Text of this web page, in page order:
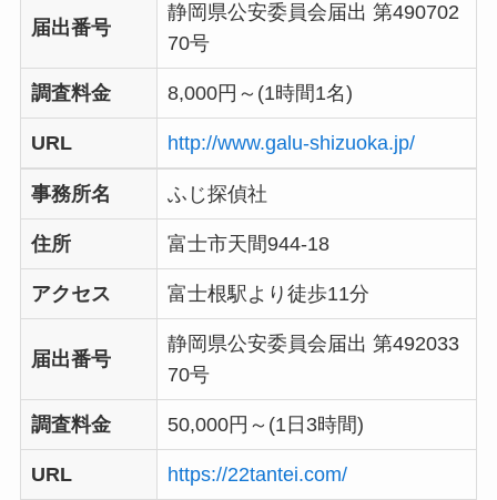
届出番号
静岡県公安委員会届出 第490702
70号
調査料金 8,000円～(1時間1名)
URL http://www.galu-shizuoka.jp/
事務所名 ふじ探偵社
住所 富士市天間944-18
アクセス 富士根駅より徒歩11分
届出番号
静岡県公安委員会届出 第492033
70号
調査料金 50,000円～(1日3時間)
URL https://22tantei.com/